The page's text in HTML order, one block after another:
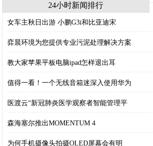
24小时新闻排行
女车主秋日出游 小鹏G3i和比亚迪宋
弈晨环境为您提供专业污泥处理解决方案
教大家苹果平板电脑ipad怎样退出耳
值得一看！一个无线音箱迷深入使用华为
医渡云“新冠肺炎医学观察者智能管理平
森海塞尔推出MOMENTUM 4
为何手机摄像头拍摄OLED屏幕会有明